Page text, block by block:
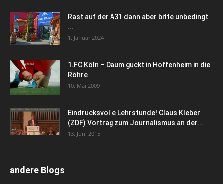
Rast auf der A31 dann aber bitte unbedingt
...
1. Januar 2024
1.FC Köln – Daum guckt in Hoffenheim in die
Röhre
10. Mai 2009
Eindrucksvolle Lehrstunde! Claus Kleber
(ZDF) Vortrag zum Journalismus an der...
13. Juni 2015
andere Blogs